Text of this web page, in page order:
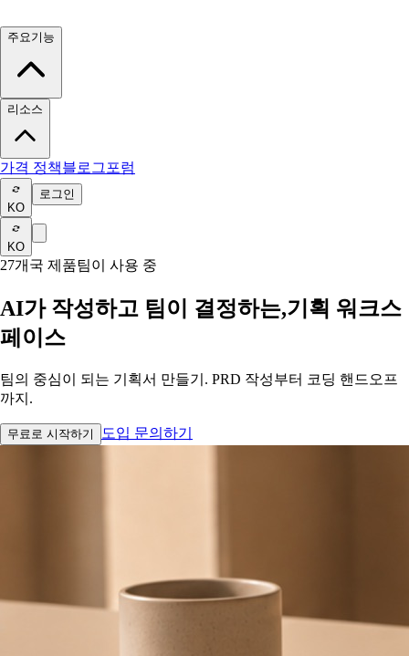
주요기능
리소스
가격 정책블로그 포럼
KO
로그인
KO
27개국 제품팀이 사용 중
AI가 작성하고 팀이 결정하는,기획 워크스
페이스
팀의 중심이 되는 기획서 만들기. PRD 작성부터 코딩 핸드오프
까지.
무료로 시작하기 도입 문의하기